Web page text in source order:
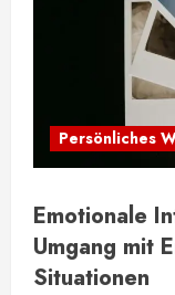
Persönliches
Emotionale
Umgang mit
Situationen